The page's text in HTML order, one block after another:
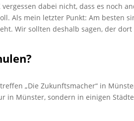
vergessen dabei nicht, dass es
Als mein letzter Punkt: Am besten
Wir sollten deshalb sagen, der
„Die Zukunftsmacher“ in
in Münster, sondern in einigen